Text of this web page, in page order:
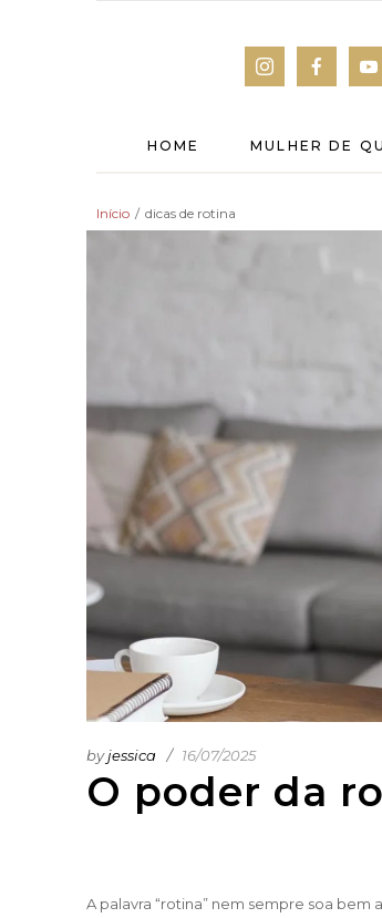
HOME MULHER DE
Início / dicas de rotina
O poder da
byjessica 16/07/2025
A palavra “rotina” nem sempre soa